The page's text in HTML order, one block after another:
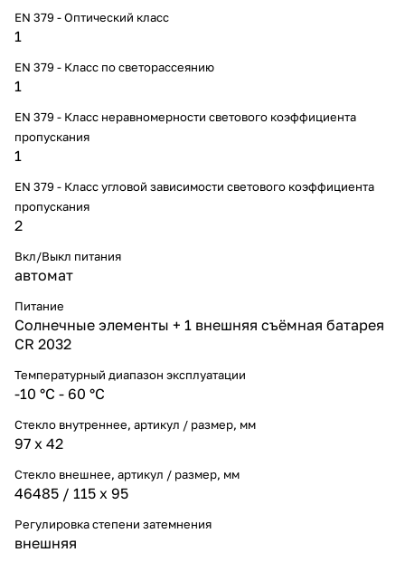
EN 379 - Оптический класс
1
EN 379 - Класс по светорассеянию
1
EN 379 - Класс неравномерности светового коэффициента
пропускания
1
EN 379 - Класс угловой зависимости светового коэффициента
пропускания
2
Вкл/Выкл питания
автомат
Питание
Солнечные элементы + 1 внешняя съёмная батарея
CR 2032
Температурный диапазон эксплуатации
-10 °С - 60 °С
Стекло внутреннее, артикул / размер, мм
97 х 42
Стекло внешнее, артикул / размер, мм
46485 / 115 х 95
Регулировка степени затемнения
внешняя